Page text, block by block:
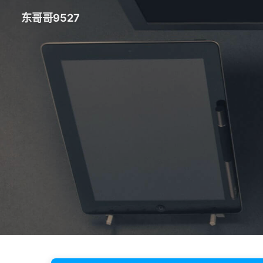
东哥哥9527